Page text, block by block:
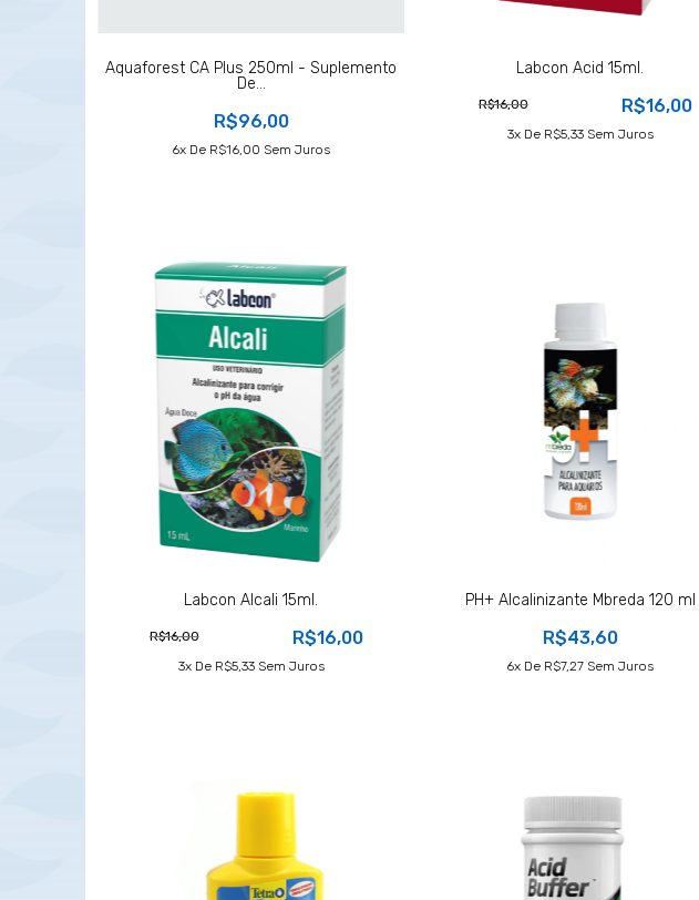
Aquaforest CA Plus 250ml - Suplemento
De...
R$96,00
6X De R$16,00 Sem Juros
Labcon Acid 15ml.
R$16,00 R$16,00
3X De R$5,33Sem Juros
Labcon Alcali 15ml.
R$16,00 R$16,00
3X De R$5,33Sem Juros
PH+ Alcalinizante Mbreda 120 ml
R$43,60
6X De R$7,27 Sem Juros